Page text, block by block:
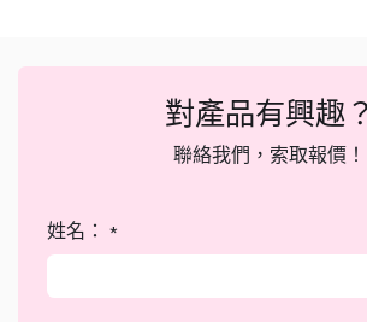
對產品有興趣？
聯絡我們，索取報價！
姓名： *